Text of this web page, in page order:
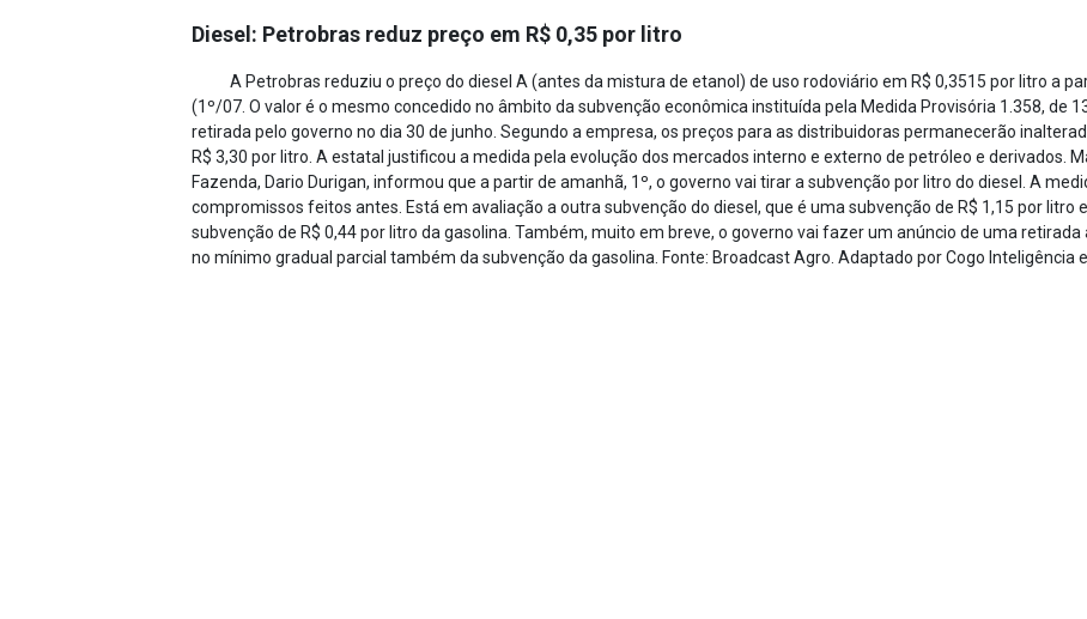
Diesel: Petrobras reduz preço em R$ 0,35 por litro
A Petrobras reduziu o preço do diesel A (antes da mistura de etanol) de uso rodoviário em R$ 0,3515 por litro a
(1º/07. O valor é o mesmo concedido no âmbito da subvenção econômica instituída pela Medida Provisória 1.358, de
retirada pelo governo no dia 30 de junho. Segundo a empresa, os preços para as distribuidoras permanecerão
R$ 3,30 por litro. A estatal justificou a medida pela evolução dos mercados interno e externo de petróleo e derivados.
Fazenda, Dario Durigan, informou que a partir de amanhã, 1º, o governo vai tirar a subvenção por litro do diesel. A
compromissos feitos antes. Está em avaliação a outra subvenção do diesel, que é uma subvenção de R$ 1,15 por litro
subvenção de R$ 0,44 por litro da gasolina. Também, muito em breve, o governo vai fazer um anúncio de uma
no mínimo gradual parcial também da subvenção da gasolina. Fonte: Broadcast Agro. Adaptado por Cogo Inteligência